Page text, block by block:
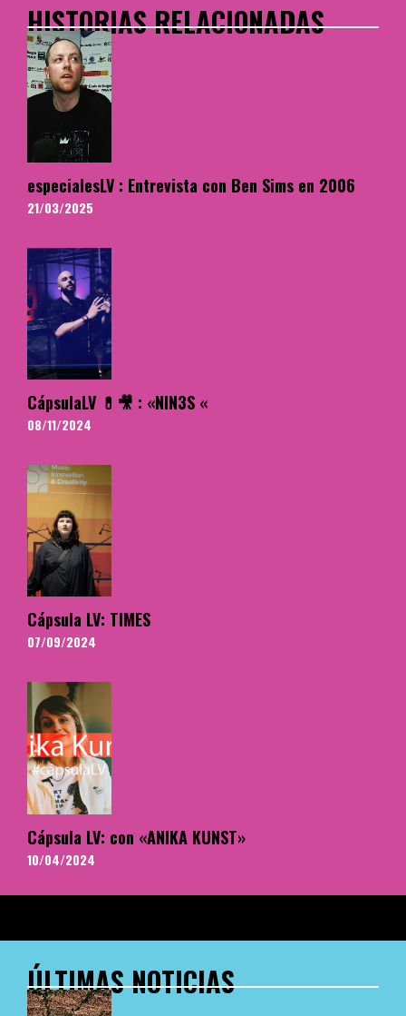
HISTORIAS RELACIONADAS
especialesLV : Entrevista con Ben Sims en 2006
21/03/2025
CápsulaLV 💊🎥 : «NIN3S «
08/11/2024
Cápsula LV: TIMES
07/09/2024
Cápsula LV: con «ANIKA KUNST»
10/04/2024
ÚLTIMAS NOTICIAS